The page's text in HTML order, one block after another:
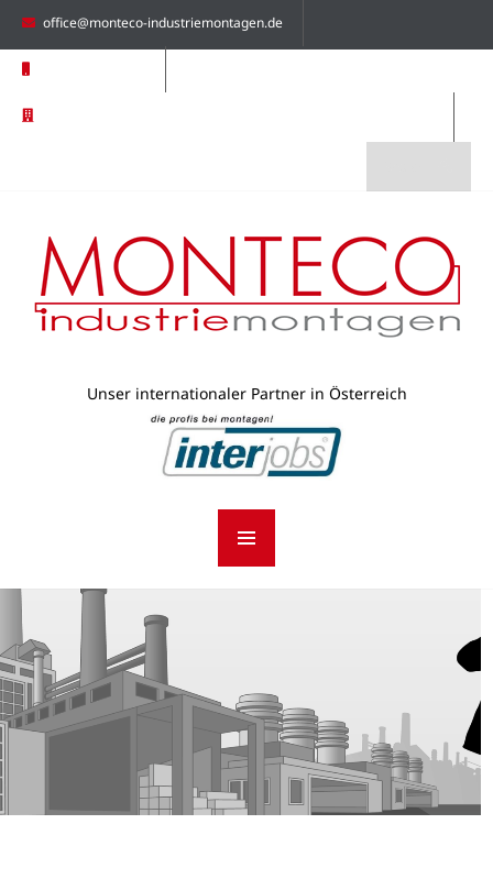
office@monteco-industriemontagen.de
Unser internationaler Partner in Österreich